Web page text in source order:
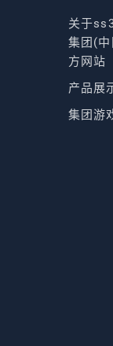
关于
集团(
方网站
产品展
集团游